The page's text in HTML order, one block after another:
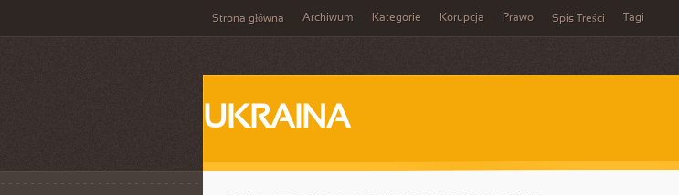
Strona główna Archiwum Kategorie Korupcja Prawo Spis Treści Tagi
UKRAINA